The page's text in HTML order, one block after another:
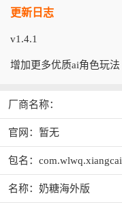
更新日志
v1.4.1
增加更多优质ai角色玩法
厂商名称：
官网：暂无
包名：com.wlwq.xiangcai
名称：奶糖海外版